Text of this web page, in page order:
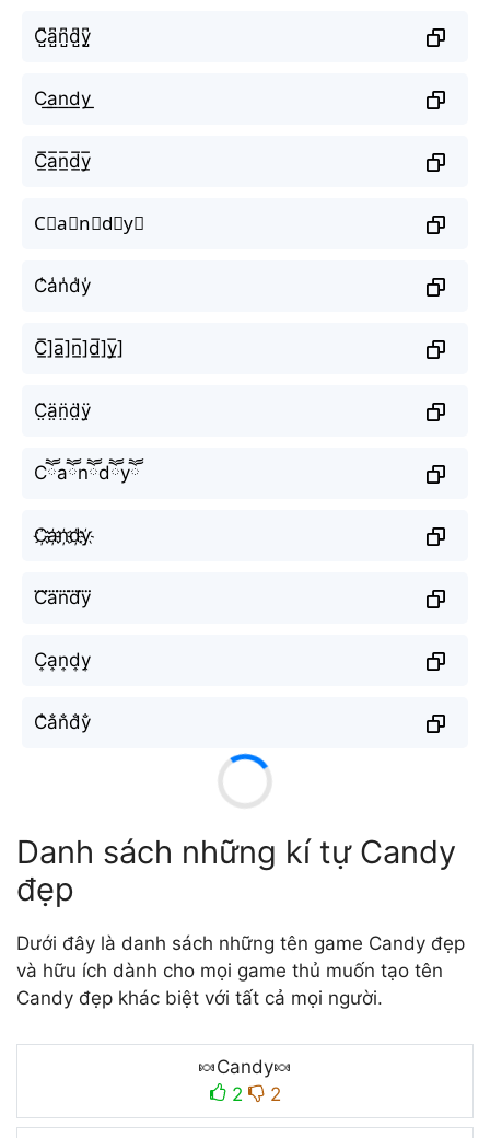
C̺͆a̺͆n̺͆d̺͆y̺͆
C͟a͟n͟d͟y͟
C̲̅a̲̅n̲̅d̲̅y̲̅
C⃣a⃣n⃣d⃣y⃣
C̾a̾n̾d̾y̾
C̲̅]a̲̅]n̲̅]d̲̅]y̲̅]
C̤̈ä̤n̤̈d̤̈ÿ̤
Cཽaཽnཽdཽyཽ
C҉a҉n҉d҉y҉
C⃜a⃜n⃜d⃜y⃜
C͎a͎n͎d͎y͎
C̐a̐n̐d̐y̐
Danh sách những kí tự Candy
đẹp
Dưới đây là danh sách những tên game Candy đẹp
và hữu ích dành cho mọi game thủ muốn tạo tên
Candy đẹp khác biệt với tất cả mọi người.
🍬Candy🍬
2
2